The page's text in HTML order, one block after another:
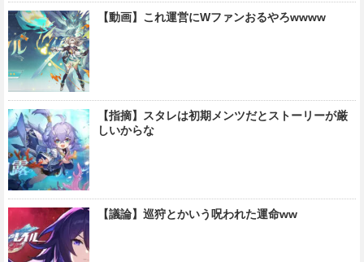
【動画】これ運営にWファンおるやろwwww
【指摘】スタレは初期メンツだとストーリーが厳
しいからな
【議論】巡狩とかいう呪われた運命ww